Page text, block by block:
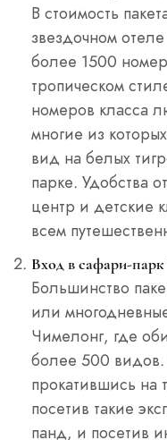
В стоимость
звездочном
более 1500
тропическом
номеров класса
многие из
вид на белых
парке. Удобства
центр и детские
всем
Вход в сафари-
Большинство
или
Чимелонг, где
более 500
прокатившись на
посетив такие
панд, и посетив